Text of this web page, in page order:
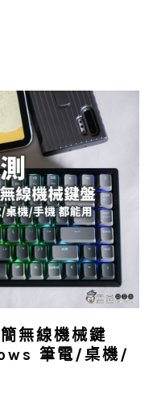
無線機械鍵
筆電/桌機/